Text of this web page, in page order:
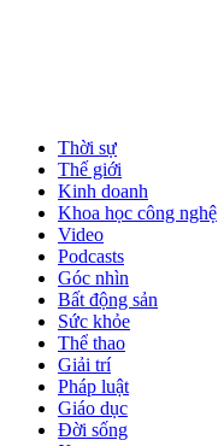
Thời sự
Thế giới
Kinh doanh
Khoa học công nghệ
Video
Podcasts
Góc nhìn
Bất động sản
Sức khỏe
Thể thao
Giải trí
Pháp luật
Giáo dục
Đời sống